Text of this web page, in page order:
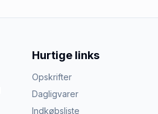
Hurtige links
Opskrifter
Dagligvarer
Indkøbsliste